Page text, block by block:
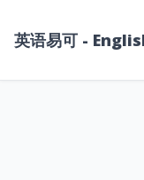
英语易可 -